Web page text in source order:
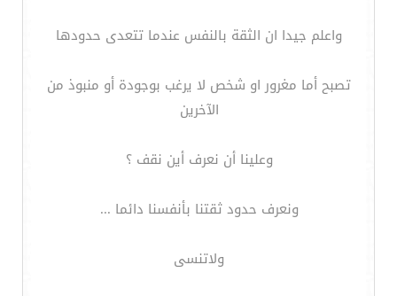
واعلم جيدا ان الثقة بالنفس عندما تتعدى حدودها
تصبح أما مغرور او شخص لا يرغب بوجودة أو منبوذ من
الآخرين
وعلينا أن نعرف أين نقف ؟
ونعرف حدود ثقتنا بأنفسنا دائما ...
ولاتنسى